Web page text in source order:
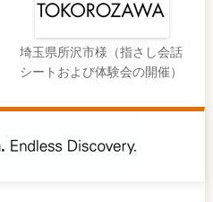
埼玉県所沢市様（指さし会話
シートおよび体験会の開催）